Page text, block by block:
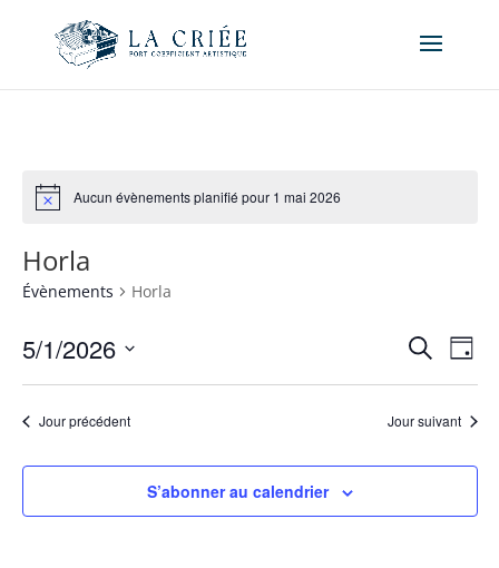
Aucun évènements planifié pour 1 mai 2026
Horla
Évènements Horla
et
de
vues
Recherche
de
Jour
5/1/2026
date.Jour précédent Jour suivant
S’abonner au calendrier